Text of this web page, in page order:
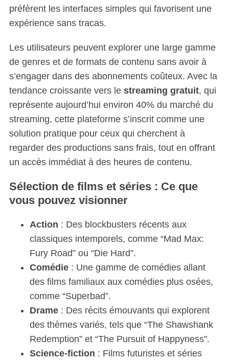
préfèrent les interfaces simples qui favorisent une
expérience sans tracas.
Les utilisateurs peuvent explorer une large gamme
de genres et de formats de contenu sans avoir à
s’engager dans des abonnements coûteux. Avec la
tendance croissante vers le streaming gratuit, qui
représente aujourd’hui environ 40% du marché du
streaming, cette plateforme s’inscrit comme une
solution pratique pour ceux qui cherchent à
regarder des productions sans frais, tout en offrant
un accès immédiat à des heures de contenu.
Sélection de films et séries : Ce que
vous pouvez visionner
Action : Des blockbusters récents aux
classiques intemporels, comme “Mad Max:
Fury Road” ou “Die Hard”.
Comédie: Une gamme de comédies allant
des films familiaux aux comédies plus osées,
comme “Superbad”.
Drame: Des récits émouvants qui explorent
des thèmes variés, tels que “The Shawshank
Redemption” et “The Pursuit of Happyness”.
Science-fiction : Films futuristes et séries